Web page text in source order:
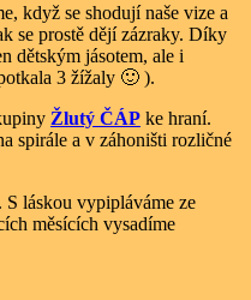
když se shodují naše vize a
se prostě dějí zázraky. Díky
dětským jásotem, ale i
3 žížaly 🙂 ).
Žlutý ČÁP ke hraní.
spirále a v záhoništi rozličné
S láskou vypipláváme ze
měsících vysadíme